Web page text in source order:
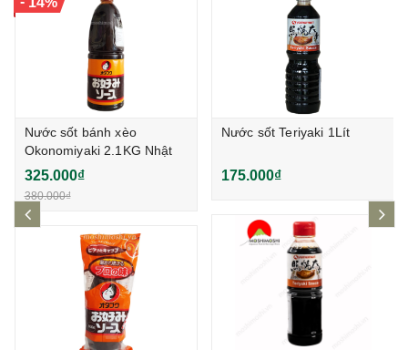
Nước sốt bánh xèo
Okonomiyaki 2.1KG Nhật
Bản
325.000₫
380.000₫
Nước sốt Teriyaki 1Lít
175.000₫